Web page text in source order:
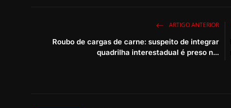
ARTIGO ANTERIOR
Roubo de cargas de carne: suspeito de integrar
quadrilha interestadual é preso n...